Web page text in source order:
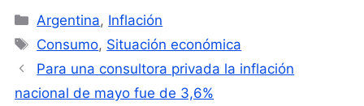
Categorías
Argentina, Inflación
Etiquetas
Consumo, Situación económica
Para una consultora privada la inflación
nacional de mayo fue de 3,6%